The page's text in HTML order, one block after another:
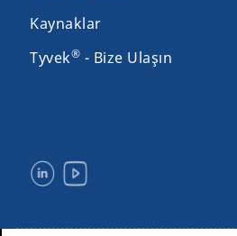
Kaynaklar
Tyvek® - Bize Ulaşın